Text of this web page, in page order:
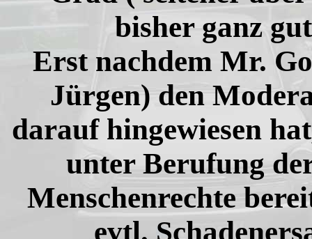
bisher ganz
Erst nachdem Mr.
Jürgen) den
darauf hingewiesen
unter Berufung
Menschenrechte
evtl.